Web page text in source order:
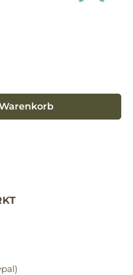
die Schaltflächen um die